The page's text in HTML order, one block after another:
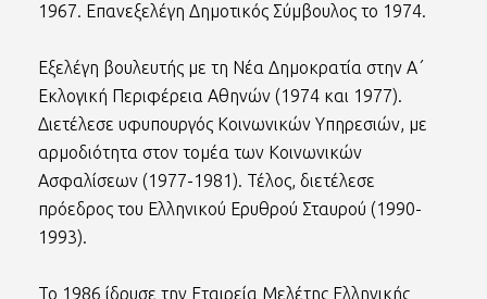
1967. Επανεξελέγη Δημοτικός Σύμβουλος το 1974.
Εξελέγη βουλευτής με τη Νέα Δημοκρατία στην Α΄
Εκλογική Περιφέρεια Αθηνών (1974 και 1977).
Διετέλεσε υφυπουργός Κοινωνικών Υπηρεσιών, με
αρμοδιότητα στον τομέα των Κοινωνικών
Ασφαλίσεων (1977-1981). Τέλος, διετέλεσε
πρόεδρος του Ελληνικού Ερυθρού Σταυρού (1990-
1993).
Το 1986 ίδρυσε την Εταιρεία Μελέτης Ελληνικής